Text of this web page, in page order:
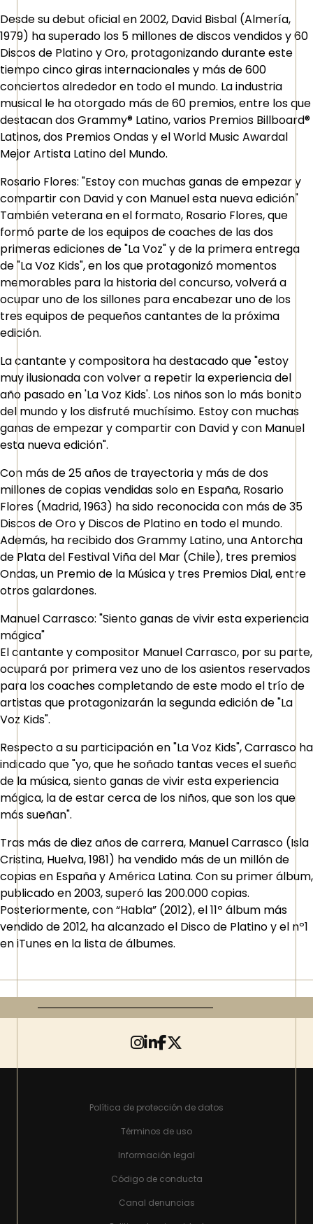
Desde su debut oficial en 2002, David Bisbal (Almería,
1979) ha superado los 5 millones de discos vendidos y 60
Discos de Platino y Oro, protagonizando durante este
tiempo cinco giras internacionales y más de 600
conciertos alrededor en todo el mundo. La industria
musical le ha otorgado más de 60 premios, entre los que
destacan dos Grammy® Latino, varios Premios Billboard®
Latinos, dos Premios Ondas y el World Music Awardal
Mejor Artista Latino del Mundo.
Rosario Flores: "Estoy con muchas ganas de empezar y
compartir con David y con Manuel esta nueva edición"
También veterana en el formato, Rosario Flores, que
formó parte de los equipos de coaches de las dos
primeras ediciones de "La Voz" y de la primera entrega
de "La Voz Kids", en los que protagonizó momentos
memorables para la historia del concurso, volverá a
ocupar uno de los sillones para encabezar uno de los
tres equipos de pequeños cantantes de la próxima
edición.
La cantante y compositora ha destacado que "estoy
muy ilusionada con volver a repetir la experiencia del
año pasado en 'La Voz Kids'. Los niños son lo más bonito
del mundo y los disfruté muchísimo. Estoy con muchas
ganas de empezar y compartir con David y con Manuel
esta nueva edición".
Con más de 25 años de trayectoria y más de dos
millones de copias vendidas solo en España, Rosario
Flores (Madrid, 1963) ha sido reconocida con más de 35
Discos de Oro y Discos de Platino en todo el mundo.
Además, ha recibido dos Grammy Latino, una Antorcha
de Plata del Festival Viña del Mar (Chile), tres premios
Ondas, un Premio de la Música y tres Premios Dial, entre
otros galardones.
Manuel Carrasco: "Siento ganas de vivir esta experiencia
mágica"
El cantante y compositor Manuel Carrasco, por su parte,
ocupará por primera vez uno de los asientos reservados
para los coaches completando de este modo el trío de
artistas que protagonizarán la segunda edición de "La
Voz Kids".
Respecto a su participación en "La Voz Kids", Carrasco ha
indicado que "yo, que he soñado tantas veces el sueño
de la música, siento ganas de vivir esta experiencia
mágica, la de estar cerca de los niños, que son los que
más sueñan".
Tras más de diez años de carrera, Manuel Carrasco (Isla
Cristina, Huelva, 1981) ha vendido más de un millón de
copias en España y América Latina. Con su primer álbum,
publicado en 2003, superó las 200.000 copias.
Posteriormente, con “Habla” (2012), el 11º álbum más
vendido de 2012, ha alcanzado el Disco de Platino y el nº1
en iTunes en la lista de álbumes.
Política de protección de datos
Términos de uso
Información legal
Código de conducta
Canal denuncias